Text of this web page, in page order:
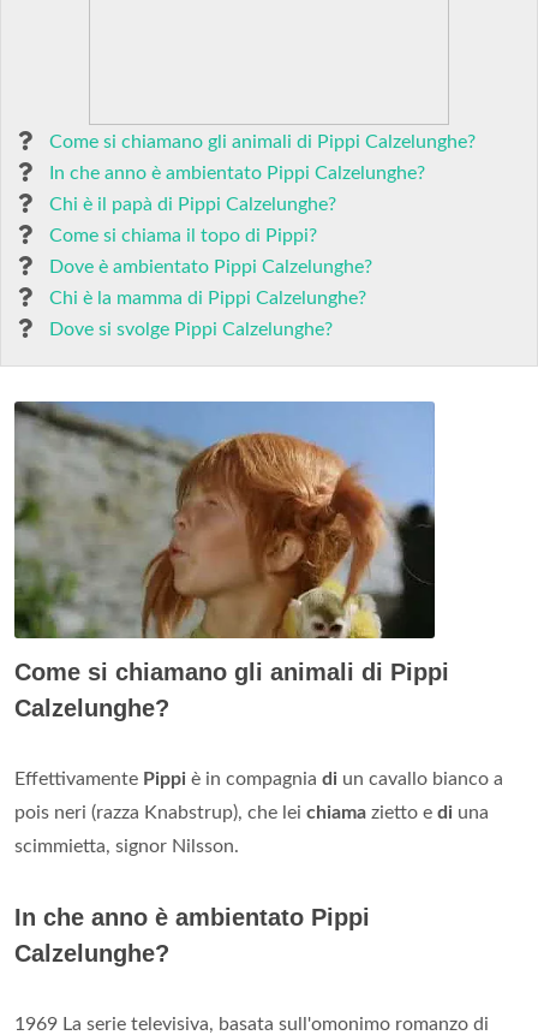
Come si chiamano gli animali di Pippi Calzelunghe?
In che anno è ambientato Pippi Calzelunghe?
Chi è il papà di Pippi Calzelunghe?
Come si chiama il topo di Pippi?
Dove è ambientato Pippi Calzelunghe?
Chi è la mamma di Pippi Calzelunghe?
Dove si svolge Pippi Calzelunghe?
Come si chiamano gli animali di Pippi
Calzelunghe?
Effettivamente Pippi è in compagnia di un cavallo bianco a
pois neri (razza Knabstrup), che lei chiama zietto e di una
scimmietta, signor Nilsson.
In che anno è ambientato Pippi
Calzelunghe?
1969 La serie televisiva, basata sull'omonimo romanzo di